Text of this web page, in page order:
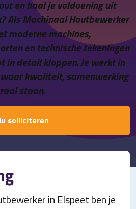
Contact
en haal je voldoening uit
Als Machinaal Houtbewerker
moderne machines,
en technische tekeningen
in detail kloppen. Je werkt in
kwaliteit, samenwerking
staan.
solliciteren
in Elspeet ben je